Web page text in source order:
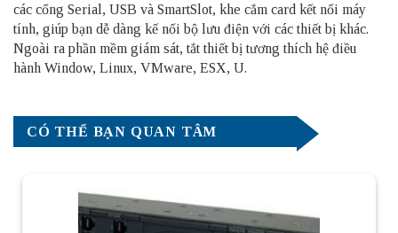
các cổng Serial, USB và SmartSlot, khe cắm card kết nối máy
tính, giúp bạn dễ dàng kế nối bộ lưu điện với các thiết bị khác.
Ngoài ra phần mềm giám sát, tắt thiết bị tương thích hệ điều
hành Window, Linux, VMware, ESX, U.
CÓ THỂ BẠN QUAN TÂM